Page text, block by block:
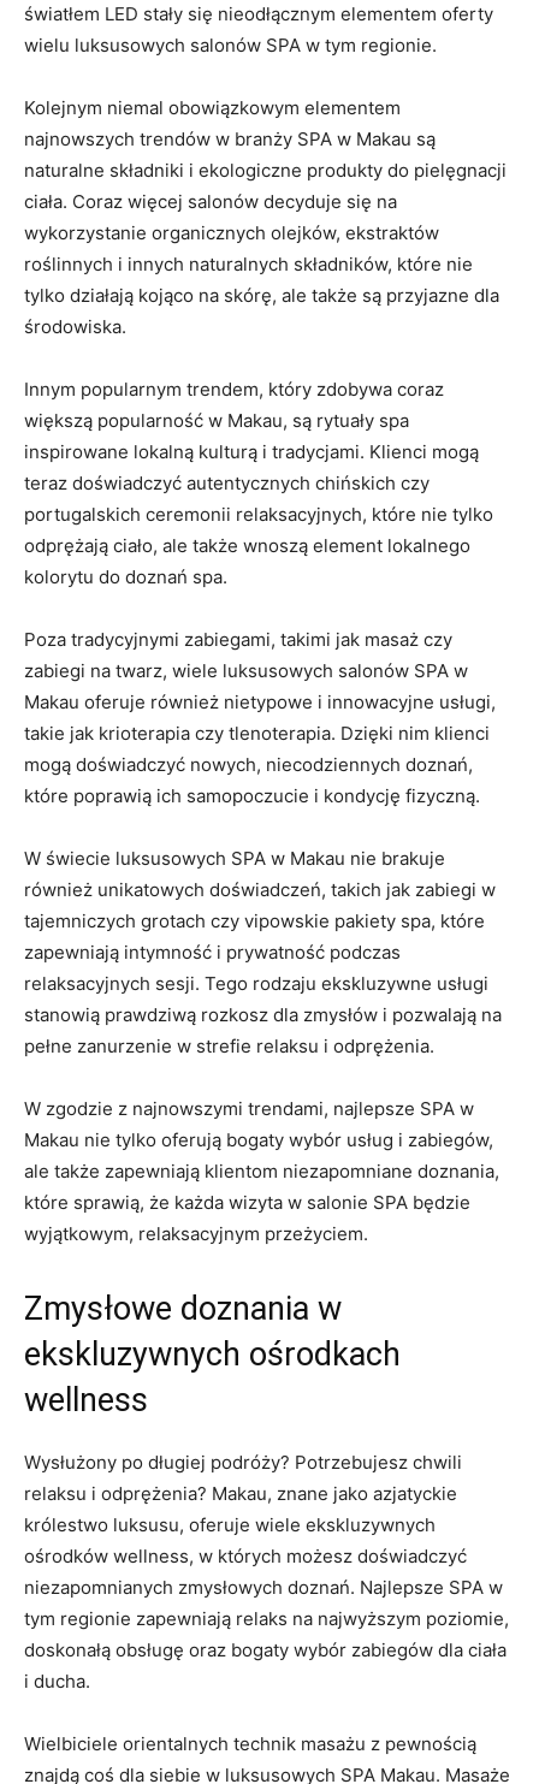
światłem‍ LED stały się nieodłącznym elementem oferty
wielu luksusowych salonów SPA w tym regionie.
Kolejnym niemal ‍obowiązkowym elementem
najnowszych trendów w branży SPA w Makau są
naturalne składniki i ekologiczne produkty do pielęgnacji
ciała. Coraz więcej ‌salonów⁤ decyduje​ się na
wykorzystanie‌ organicznych ⁣olejków, ekstraktów
roślinnych​ i innych ⁢naturalnych⁤ składników, które nie
⁣tylko działają kojąco ⁢na skórę, ⁤ale także ​są przyjazne dla
środowiska.
Innym popularnym trendem, ‍który ‌zdobywa⁣ coraz
większą ‍popularność w ​Makau, są rytuały spa
inspirowane lokalną kulturą i tradycjami. Klienci mogą
teraz doświadczyć⁤ autentycznych chińskich czy
portugalskich‌ ceremonii relaksacyjnych, które nie tylko
odprężają ciało, ​ale także wnoszą element lokalnego
kolorytu do doznań⁢ spa.
Poza tradycyjnymi zabiegami, takimi ‌jak masaż czy
⁣zabiegi na twarz, wiele ⁣luksusowych salonów SPA w
Makau oferuje ⁣również nietypowe⁣ i innowacyjne usługi,
takie jak krioterapia czy ‌tlenoterapia. Dzięki nim klienci
mogą doświadczyć ⁣nowych, niecodziennych doznań,​
które poprawią ich samopoczucie i⁢ kondycję fizyczną.
W świecie luksusowych SPA w Makau nie brakuje
również unikatowych ⁢doświadczeń, ‌takich jak zabiegi w
tajemniczych grotach czy ​vipowskie pakiety spa,⁤ które
zapewniają intymność​ i prywatność⁢ podczas
relaksacyjnych sesji. Tego rodzaju ekskluzywne usługi
stanowią prawdziwą rozkosz dla zmysłów i pozwalają ⁣na
pełne zanurzenie w strefie relaksu i odprężenia.
W zgodzie z najnowszymi​ trendami, najlepsze SPA w
Makau nie⁢ tylko oferują bogaty wybór usług i zabiegów,
ale także zapewniają klientom niezapomniane doznania,
które sprawią, że każda wizyta w salonie SPA będzie
wyjątkowym, relaksacyjnym przeżyciem.
Zmysłowe doznania w
ekskluzywnych​ ośrodkach
wellness
Wysłużony po długiej podróży?⁢ Potrzebujesz chwili
relaksu i odprężenia?⁤ Makau, ‌znane jako‌ azjatyckie
‍królestwo luksusu, oferuje wiele ekskluzywnych
ośrodków wellness, w ‌których możesz doświadczyć
niezapomnianych zmysłowych ‌doznań. Najlepsze SPA ​w
tym regionie zapewniają relaks na ‌najwyższym poziomie,
‌doskonałą obsługę ⁤oraz​ bogaty ⁢wybór zabiegów dla ciała
i ducha.
Wielbiciele orientalnych technik masażu z pewnością
znajdą coś dla siebie w luksusowych SPA Makau. Masaże